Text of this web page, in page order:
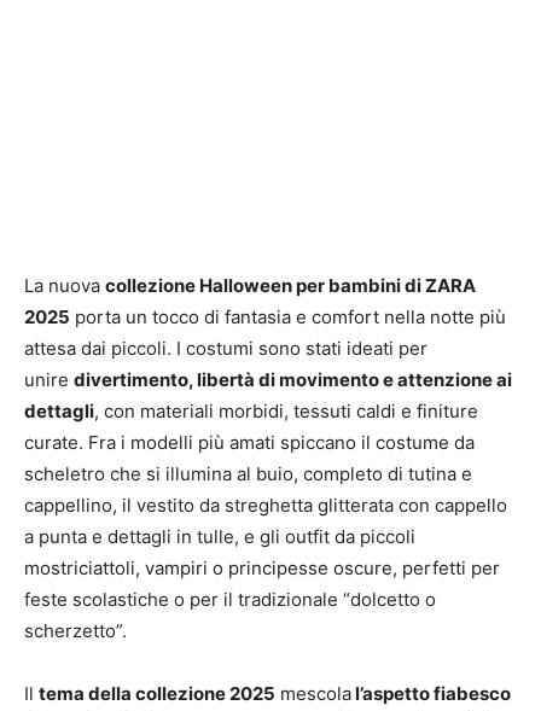
La nuova collezione Halloween per bambini di ZARA
2025 porta un tocco di fantasia e comfort nella notte più
attesa dai piccoli. I costumi sono stati ideati per
unire divertimento, libertà di movimento e attenzione ai
dettagli, con materiali morbidi, tessuti caldi e finiture
curate. Fra i modelli più amati spiccano il costume da
scheletro che si illumina al buio, completo di tutina e
cappellino, il vestito da streghetta glitterata con cappello
a punta e dettagli in tulle, e gli outfit da piccoli
mostriciattoli, vampiri o principesse oscure, perfetti per
feste scolastiche o per il tradizionale “dolcetto o
scherzetto”.
Il tema della collezione 2025 mescolal’aspetto fiabesco